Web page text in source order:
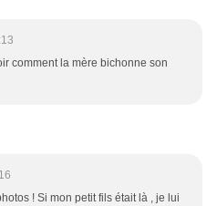
comment la mère bichonne son
! Si mon petit fils était là , je lui